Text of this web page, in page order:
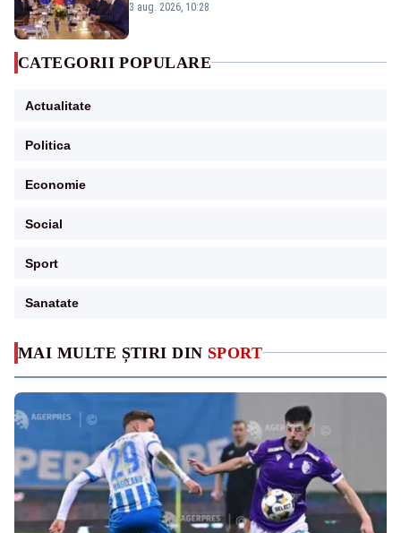
MAI MULTE ȘTIRI DIN SPORT
pregătește noi consultări cu partidele
3 aug. 2026, 10:28
CATEGORII POPULARE
Actualitate
Politica
Economie
Social
Sport
Sanatate